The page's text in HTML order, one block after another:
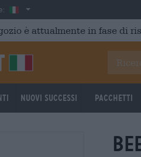
Italia
è attualmente in fase di
Nuovi successi Pacchetti